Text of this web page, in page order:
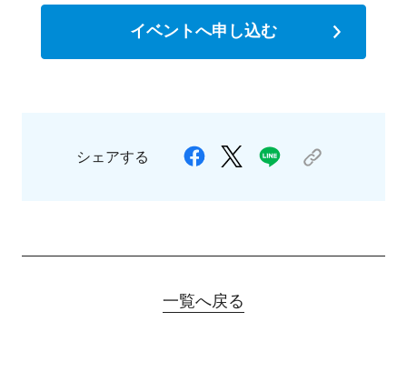
イベントへ申し込む
シェアする
一覧へ戻る